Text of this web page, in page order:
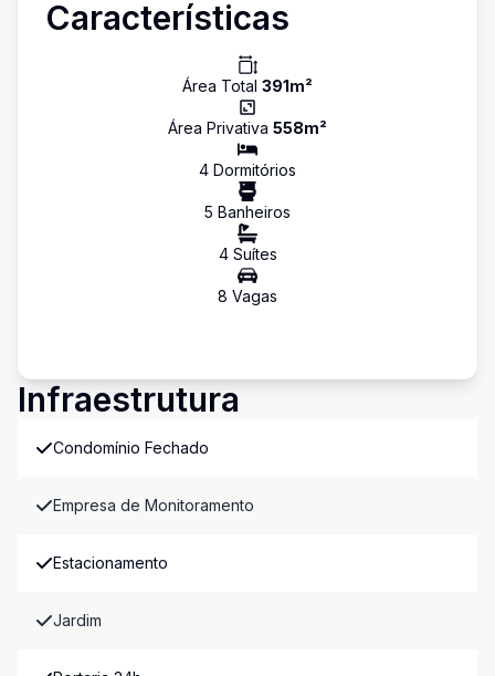
Características
Área Total 391m²
Área Privativa 558m²
4 Dormitórios
5 Banheiros
4Suítes
8 Vagas
Infraestrutura
Condomínio Fechado
Empresa de Monitoramento
Estacionamento
Jardim